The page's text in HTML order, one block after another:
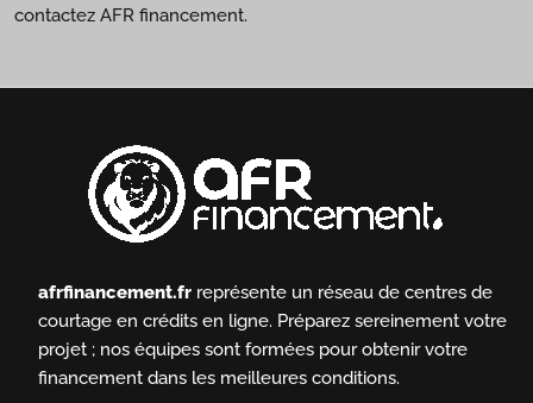
contactez AFR financement.
afrfinancement.fr représente un réseau de centres de
courtage en crédits en ligne. Préparez sereinement votre
projet ; nos équipes sont formées pour obtenir votre
financement dans les meilleures conditions.